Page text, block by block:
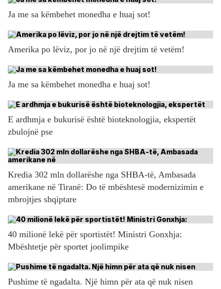
Ja me sa këmbehet monedha e huaj sot!
Amerika po lëviz, por jo në një drejtim të vetëm!
Ja me sa këmbehet monedha e huaj sot!
E ardhmja e bukurisë është bioteknologjia, ekspertët
zbulojnë pse
Kredia 302 mln dollarëshe nga SHBA-të, Ambasada
amerikane në Tiranë: Do të mbështesë modernizimin e
mbrojtjes shqiptare
40 milionë lekë për sportistët! Ministri Gonxhja:
Mbështetje për sportet joolimpike
Pushime të ngadalta. Një himn për ata që nuk nisen